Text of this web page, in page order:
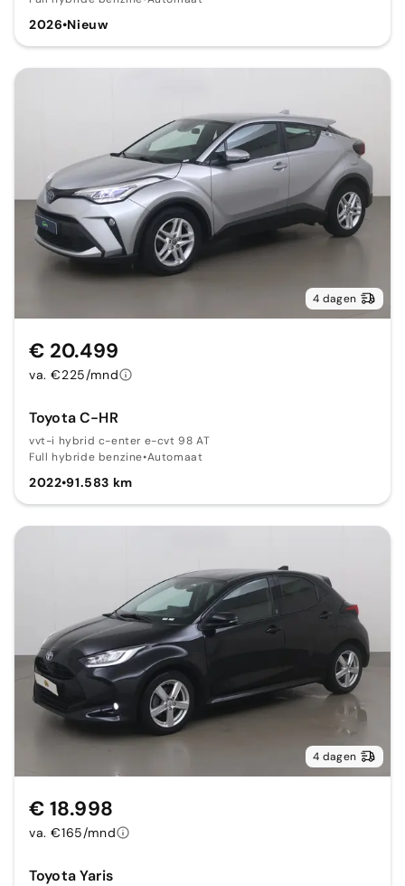
2026•Nieuw
4 dagen
Toyota C-HR
vvt-i hybrid c-enter e-cvt 98 AT
Full hybride benzine•Automaat
2022•91.583 km
€ 20.499
va. €225/mnd
4 dagen
Toyota Yaris
€ 18.998
va. €165/mnd